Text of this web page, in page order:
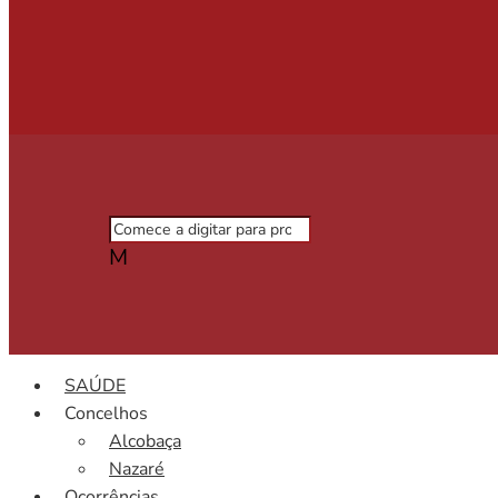
M
SAÚDE
Concelhos
Alcobaça
Nazaré